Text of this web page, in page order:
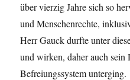
über vierzig Jahre sich so
und Menschenrechte,
Herr Gauck durfte unter
und wirken, daher auch sein
Befreiungssystem unterging.